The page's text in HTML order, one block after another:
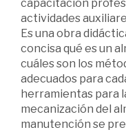
capacitación
actividades
Es una obra
concisa qué es un
cuáles son los
adecuados para
herramientas para
mecanización del
manutención se